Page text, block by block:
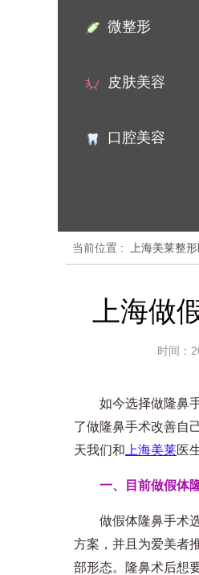
微整形
皮肤美容
口腔美容
当前位置 : 上海美莱整
上海做
时间：
如今选择做隆鼻手
了做隆鼻手术改善自
天我们和 上海美莱医
一、目前做假体隆
做假体隆鼻手术选
方案，并且为爱美者
部形态。隆鼻术后想